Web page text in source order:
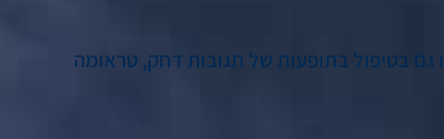
גם בטיפול בתופעות של תגובות דחק, טראומה